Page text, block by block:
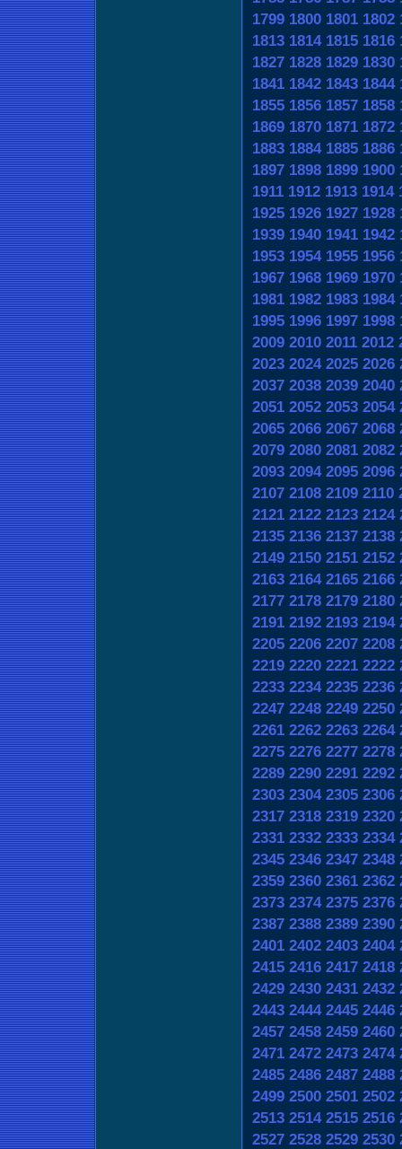
1799 1800 1801 1802
1813 1814 1815 1816
1827 1828 1829 1830
1841 1842 1843 1844
1855 1856 1857 1858
1869 1870 1871 1872
1883 1884 1885 1886
1897 1898 1899 1900
1911 1912 1913 1914
1925 1926 1927 1928
1939 1940 1941 1942
1953 1954 1955 1956
1967 1968 1969 1970
1981 1982 1983 1984
1995 1996 1997 1998
2009 2010 2011 2012
2023 2024 2025 2026
2037 2038 2039 2040
2051 2052 2053 2054
2065 2066 2067 2068
2079 2080 2081 2082
2093 2094 2095 2096
2107 2108 2109 2110
2121 2122 2123 2124
2135 2136 2137 2138
2149 2150 2151 2152
2163 2164 2165 2166
2177 2178 2179 2180
2191 2192 2193 2194
2205 2206 2207 2208
2219 2220 2221 2222
2233 2234 2235 2236
2247 2248 2249 2250
2261 2262 2263 2264
2275 2276 2277 2278
2289 2290 2291 2292
2303 2304 2305 2306
2317 2318 2319 2320
2331 2332 2333 2334
2345 2346 2347 2348
2359 2360 2361 2362
2373 2374 2375 2376
2387 2388 2389 2390
2401 2402 2403 2404
2415 2416 2417 2418
2429 2430 2431 2432
2443 2444 2445 2446
2457 2458 2459 2460
2471 2472 2473 2474
2485 2486 2487 2488
2499 2500 2501 2502
2513 2514 2515 2516
2527 2528 2529 2530